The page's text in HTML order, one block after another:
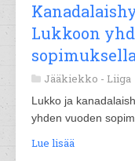
Lukkoon
Jääkiekko - Liiga
Lukko ja
yhden vuoden
Lue lisää